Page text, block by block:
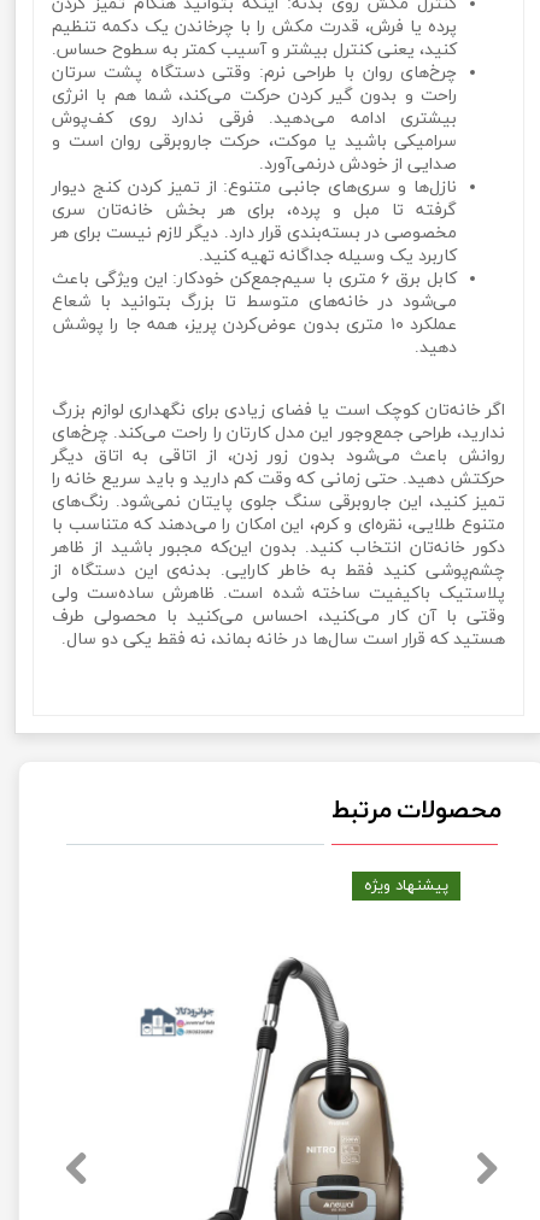
پرده یا فرش، قدرت مکش را با چرخاندن یک دکمه تنظیم
کنید، یعنی کنترل بیشتر و آسیب کمتر به سطوح حساس.
چرخ‌های روان با طراحی نرم: وقتی دستگاه پشت سرتان
راحت و بدون گیر کردن حرکت می‌کند، شما هم با انرژی
بیشتری ادامه می‌دهید. فرقی ندارد روی کف‌پوش
سرامیکی باشید یا موکت، حرکت جاروبرقی روان است و
صدایی از خودش درنمی‌آورد.
نازل‌ها و سری‌های جانبی متنوع: از تمیز کردن کنج دیوار
گرفته تا مبل و پرده، برای هر بخش خانه‌تان سری
مخصوصی در بسته‌بندی قرار دارد. دیگر لازم نیست برای هر
کاربرد یک وسیله جداگانه تهیه کنید.
کابل برق ۶ متری با سیم‌جمع‌کن خودکار: این ویژگی باعث
می‌شود در خانه‌های متوسط تا بزرگ بتوانید با شعاع
عملکرد ۱۰ متری بدون عوض‌کردن پریز، همه جا را پوشش
دهید.
اگر خانه‌تان کوچک است یا فضای زیادی برای نگهداری لوازم بزرگ
ندارید، طراحی جمع‌وجور این مدل کارتان را راحت می‌کند. چرخ‌های
روانش باعث می‌شود بدون زور زدن، از اتاقی به اتاق دیگر
حرکتش دهید. حتی زمانی که وقت کم دارید و باید سریع خانه را
تمیز کنید، این جاروبرقی سنگ جلوی پایتان نمی‌شود. رنگ‌های
متنوع طلایی، نقره‌ای و کرم، این امکان را می‌دهند که متناسب با
دکور خانه‌تان انتخاب کنید. بدون این‌که مجبور باشید از ظاهر
چشم‌پوشی کنید فقط به خاطر کارایی. بدنه‌ی این دستگاه از
پلاستیک باکیفیت ساخته شده است. ظاهرش ساده‌ست ولی
وقتی با آن کار می‌کنید، احساس می‌کنید با محصولی طرف
هستید که قرار است سال‌ها در خانه بماند، نه فقط یکی دو سال.
محصولات مرتبط
پیشنهاد ویژه